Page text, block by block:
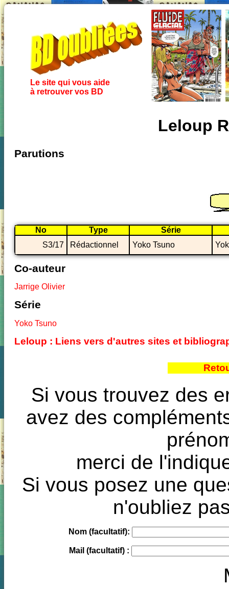
Le site qui vous aide
à retrouver vos BD
Leloup
Parutions
No Type
Série
S3/17
Rédactionnel Yoko Tsuno
Co-auteur
Jarrige Olivier
Série
Yoko Tsuno
Leloup : Liens vers d'autres sites et
Si vous trouvez des
avez des
merci de
Si vous posez une
n'oubliez
Nom (facultatif):
Mail (facultatif) :